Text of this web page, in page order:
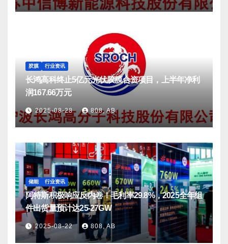
胶膜 行业资讯
长鸿高科终止5亿元光伏胶膜合资项目，上半年净利
润167.66万元
2025-08-28 808, AB
储能 行业资讯
阿特斯积极响应反内卷！毛利率29.8%，2025全年组
件出货量预计达25-27GW
2025-08-22 808, AB